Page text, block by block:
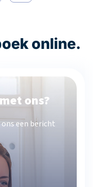
online.
ons?
een bericht